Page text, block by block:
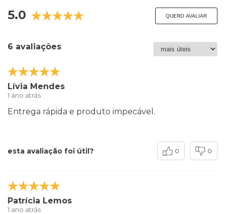
5.0 QUERO AVALIAR
6 avaliações
Lívia Mendes
1 ano atrás
Entrega rápida e produto impecável.
esta avaliação foi útil? 0 0
Patrícia Lemos
1 ano atrás